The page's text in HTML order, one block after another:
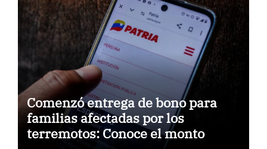
Comenzó entrega de bono para
familias afectadas por los
terremotos: Conoce el monto